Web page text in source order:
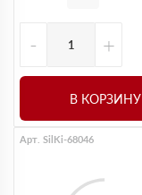
- +
В КОРЗИНУ
Арт. SilKi-68046